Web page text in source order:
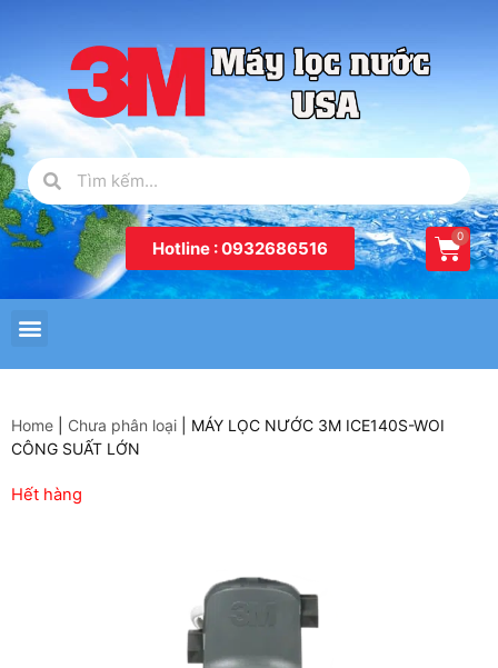
Hotline : 0932686516
Home Chưa phân loại
MÁY LỌC NƯỚC 3M ICE140S-WOI
CÔNG SUẤT LỚN
Hết hàng